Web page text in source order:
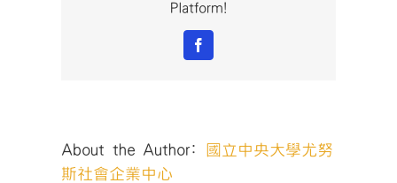
Platform!
Facebook
About the Author:
國立中央大學尤努
斯社會企業中心